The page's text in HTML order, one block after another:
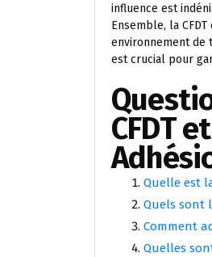
influence est
Ensemble, la
environnement de
est crucial pour
CFDT
Quelle est
Quels sont
Comment
Quelles